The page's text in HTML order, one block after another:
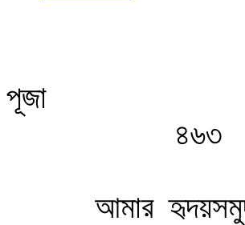
পূজা
৪৬৩
আমার